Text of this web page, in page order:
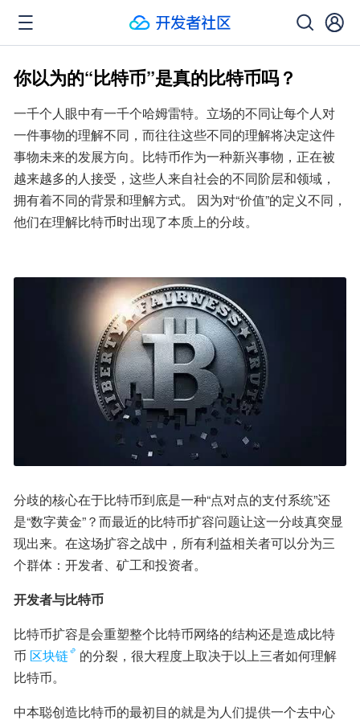
你以为的“比特币”是真的比特币吗？
一千个人眼中有一千个哈姆雷特。立场的不同让每个人对
一件事物的理解不同，而往往这些不同的理解将决定这件
事物未来的发展方向。比特币作为一种新兴事物，正在被
越来越多的人接受，这些人来自社会的不同阶层和领域，
拥有着不同的背景和理解方式。 因为对“价值”的定义不同，
他们在理解比特币时出现了本质上的分歧。
分歧的核心在于比特币到底是一种“点对点的支付系统”还
是“数字黄金”？而最近的比特币扩容问题让这一分歧真突显
现出来。在这场扩容之战中，所有利益相关者可以分为三
个群体：开发者、矿工和投资者。
开发者与比特币
比特币扩容是会重塑整个比特币网络的结构还是造成比特
币 区块链
的分裂，很大程度上取决于以上三者如何理解
比特币。
中本聪创造比特币的最初目的就是为人们提供一个去中心